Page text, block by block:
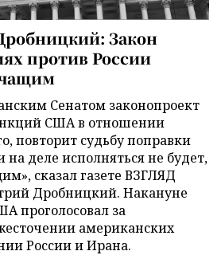
Закон
против России
Сенатом законопроект
США в отношении
повторит судьбу поправки
деле исполняться не будет,
сказал газете ВЗГЛЯД
Дробницкий. Накануне
проголосовал за
американских
России и Ирана.